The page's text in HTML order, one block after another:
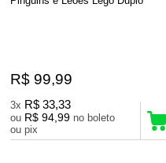
R$ 99,99
3x R$ 33,33
ou R$ 94,99 no boleto
ou pix